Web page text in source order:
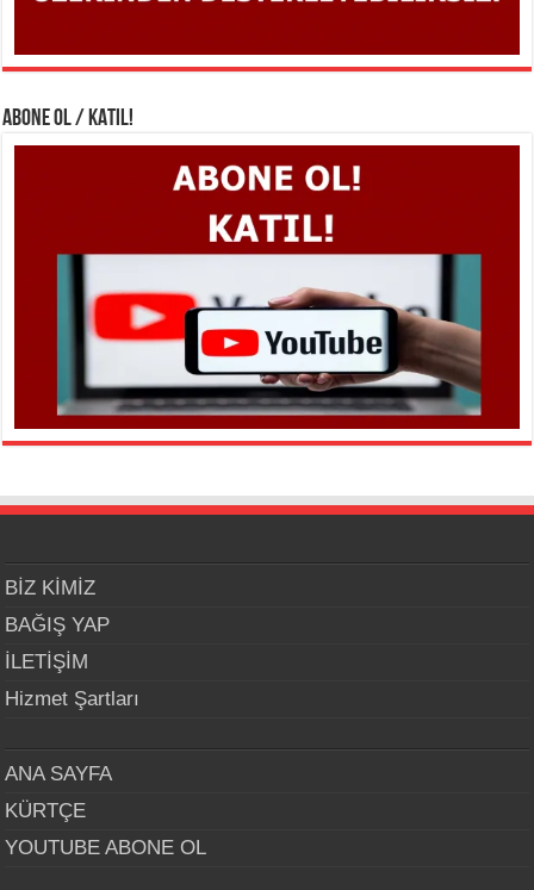
ABONE OL / KATIL!
BİZ KİMİZ
BAĞIŞ YAP
İLETİŞİM
Hizmet Şartları
ANA SAYFA
KÜRTÇE
YOUTUBE ABONE OL